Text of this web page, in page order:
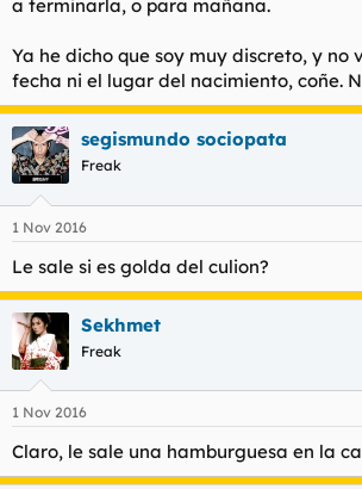
a terminarla, o para mañana.
Ya he dicho que soy muy discreto, y no
fecha ni el lugar del nacimiento, coñe.
segismundo sociopata
Freak
1 Nov 2016
Le sale si es golda del culion?
Sekhmet
Freak
1 Nov 2016
Claro, le sale una hamburguesa en la